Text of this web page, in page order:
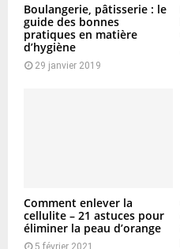
Boulangerie, pâtisserie : le
guide des bonnes
pratiques en matière
d’hygiène
29 janvier 2019
Comment enlever la
cellulite – 21 astuces pour
éliminer la peau d’orange
5 février 2021